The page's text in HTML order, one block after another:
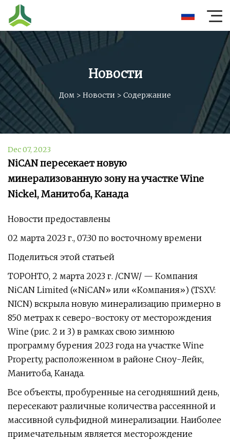
Новости
Дом > Новости > Содержание
Dec 07, 2023
NiCAN пересекает новую
минерализованную зону на участке Wine
Nickel, Манитоба, Канада
Новости предоставлены
02 марта 2023 г., 07:30 по восточному времени
Поделиться этой статьей
ТОРОНТО, 2 марта 2023 г. /CNW/ — Компания
NiCAN Limited («NiCAN» или «Компания») (TSXV:
NICN) вскрыла новую минерализацию примерно в
850 метрах к северо-востоку от месторождения
Wine (рис. 2 и 3) в рамках свою зимнюю
программу бурения 2023 года на участке Wine
Property, расположенном в районе Сноу-Лейк,
Манитоба, Канада.
Все объекты, пробуренные на сегодняшний день,
пересекают различные количества рассеянной и
массивной сульфидной минерализации. Наиболее
примечательным является месторождение